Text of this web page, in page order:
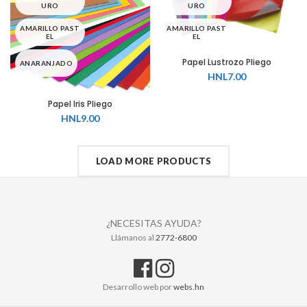
VERDE OSCURO
VERDE OSCURO VERDE OSCURO
MORADO
NEGRO
ROJO
URO
AMARILLO PAST
EL
ANARANJADO
AZUL MEDIO
Papel Iris Pliego
HNL9.00
URO
AMARILLO PAST
EL
ANARANJADO
FUCSIA
Papel Lustrozo Pliego
HNL7.00
LOAD MORE PRODUCTS
¿NECESITAS AYUDA?
Llámanos al 2772-6800
Desarrollo web porwebs.hn